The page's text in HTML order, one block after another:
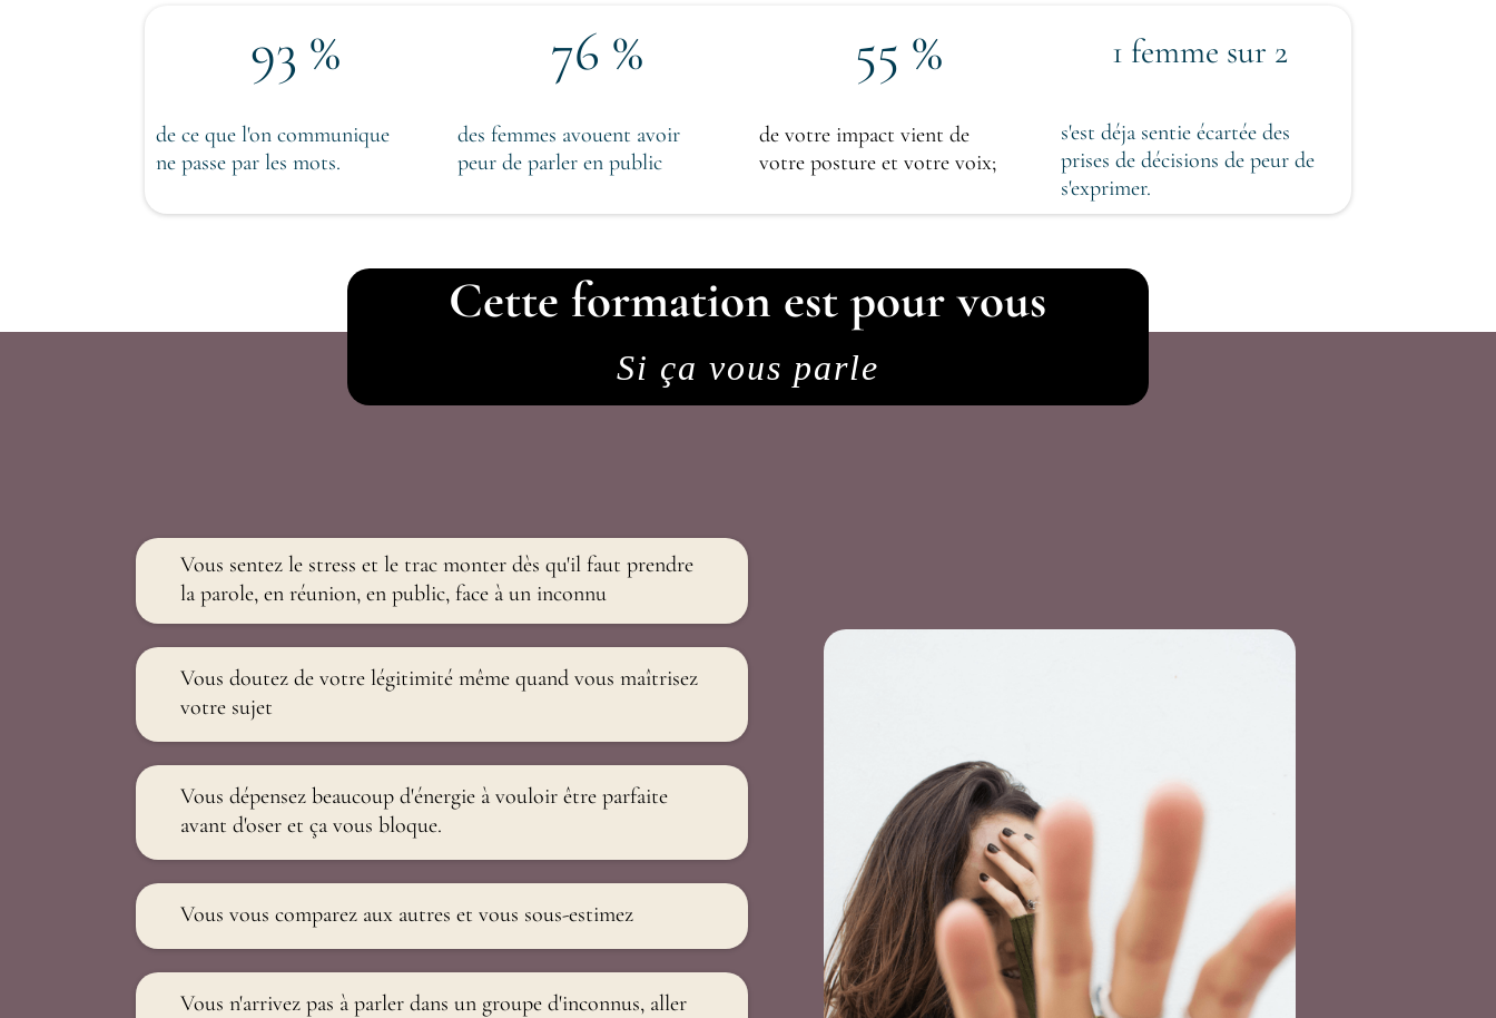
93 %
de ce que l'on communique
ne passe par les mots.
76 %
des femmes avouent avoir
peur de parler en public
55 %
de votre impact vient de
votre posture et votre voix;
1 femme sur 2
s'est déja sentie écartée des
prises de décisions de peur de
s'exprimer.
Cette formation est pour vous
Si ça vous parle
Vous sentez le stress et le trac monter dès qu'il faut prendre
la parole, en réunion, en public, face à un inconnu
Vous doutez de votre légitimité même quand vous maîtrisez
votre sujet
Vous dépensez beaucoup d'énergie à vouloir être parfaite
avant d'oser et ça vous bloque.
Vous vous comparez aux autres et vous sous-estimez
Vous n'arrivez pas à parler dans un groupe d'inconnus, aller